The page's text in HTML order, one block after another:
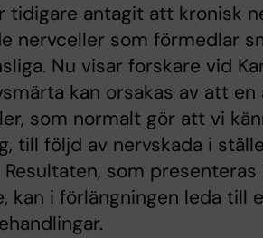
tidigare antagit att kronisk
nervceller som förmedlar
Nu visar forskare vid
kan orsakas av att en
som normalt gör att vi
till följd av nervskada i
Resultaten, som
kan i förlängningen leda till